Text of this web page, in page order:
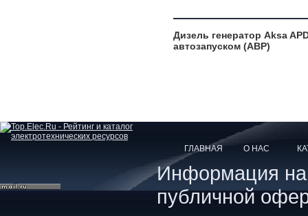
Дизель генератор Aksa
автозапуском (АВР)
ГЛАВНАЯ О НАС
Информация на
публичной